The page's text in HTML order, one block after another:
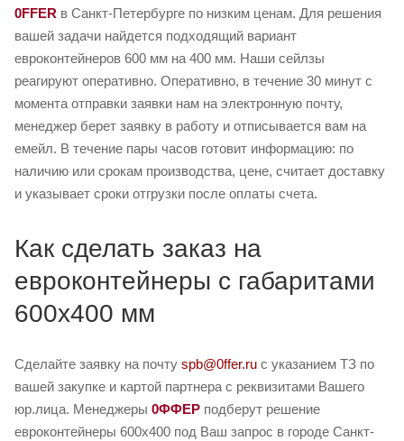
0FFER в Санкт-Петербурге по низким ценам. Для решения
вашей задачи найдется подходящий вариант
евроконтейнеров 600 мм на 400 мм. Наши сейлзы
реагируют оперативно. Оперативно, в течение 30 минут с
момента отправки заявки нам на электронную почту,
менеджер берет заявку в работу и отписывается вам на
емейл. В течение пары часов готовит информацию: по
наличию или срокам производства, цене, считает доставку
и указывает сроки отгрузки после оплаты счета.
Как сделать заказ на
евроконтейнеры с габаритами
600х400 мм
Сделайте заявку на почту spb@0ffer.ru с указанием ТЗ по
вашей закупке и картой партнера с реквизитами Вашего
юр.лица. Менеджеры 0ФФЕР подберут решение
евроконтейнеры 600х400 под Ваш запрос в городе Санкт-